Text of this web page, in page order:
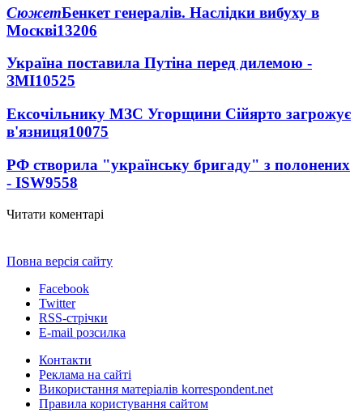
СюжетБенкет генералів. Наслідки вибуху в
Москві13206
Україна поставила Путіна перед дилемою -
ЗМІ10525
Ексочільнику МЗС Угорщини Сійярто загрожує
в'язниця10075
РФ створила "українську бригаду" з полонених
- ISW9558
Читати коментарі
Повна версія сайту
Facebook
Twitter
RSS-стрічки
E-mail розсилка
Контакти
Реклама на сайті
Використання матеріалів korrespondent.net
Правила користування сайтом